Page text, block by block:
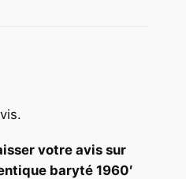
votre avis sur
baryté 1960′